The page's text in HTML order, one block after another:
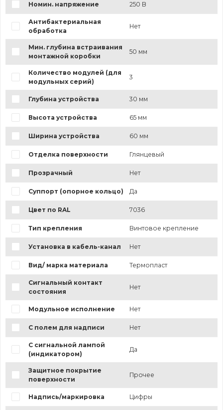
Номин. напряжение 250 В
Антибактериальная
обработка
Нет
Мин. глубина встраивания
монтажной коробки
50 мм
Количество модулей (для
модульных серий)
3
Глубина устройства 30 мм
Высота устройства 65 мм
Ширина устройства 60 мм
Отделка поверхности Глянцевый
Прозрачный Нет
Суппорт (опорное кольцо) Да
Цвет по RAL 7036
Тип крепления Винтовое крепление
Установка в кабель-канал Нет
Вид/ марка материала Термопласт
Сигнальный контакт
состояния
Нет
Модульное исполнение Нет
С полем для надписи Нет
С сигнальной лампой
(индикатором)
Да
Защитное покрытие
поверхности
Прочее
Надпись/маркировка Цифры